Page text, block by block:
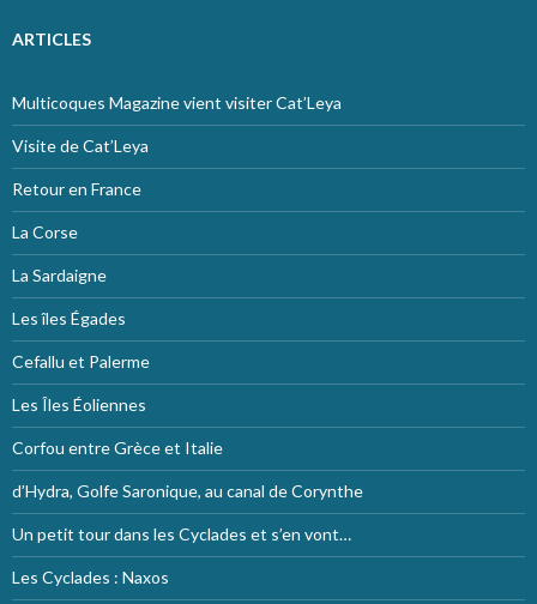
ARTICLES
Multicoques Magazine vient visiter Cat’Leya
Visite de Cat’Leya
Retour en France
La Corse
La Sardaigne
Les îles Égades
Cefallu et Palerme
Les Îles Éoliennes
Corfou entre Grèce et Italie
d’Hydra, Golfe Saronique, au canal de Corynthe
Un petit tour dans les Cyclades et s’en vont…
Les Cyclades : Naxos